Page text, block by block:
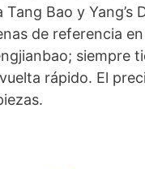
Tang Bao y Yang’s
de referencia
siempre
rápido. El